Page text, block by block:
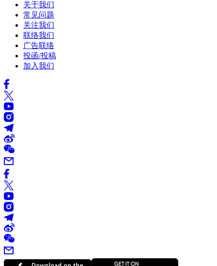
关于我们
常见问题
关注我们
联络我们
广告联络
投函/投稿
加入我们